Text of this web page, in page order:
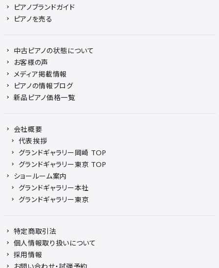
ピアノブランドガイド
ピアノを売る
中古ピアノの状態について
お客様の声
メディア掲載情報
ピアノの情報ブログ
新品ピアノ価格一覧
会社概要
代表挨拶
グランドギャラリー岡崎 TOP
グランドギャラリー東京 TOP
ショールーム案内
グランドギャラリー本社
グランドギャラリー東京
特定商取引法
個人情報取り扱いについて
採用情報
お問い合わせ・試弾予約